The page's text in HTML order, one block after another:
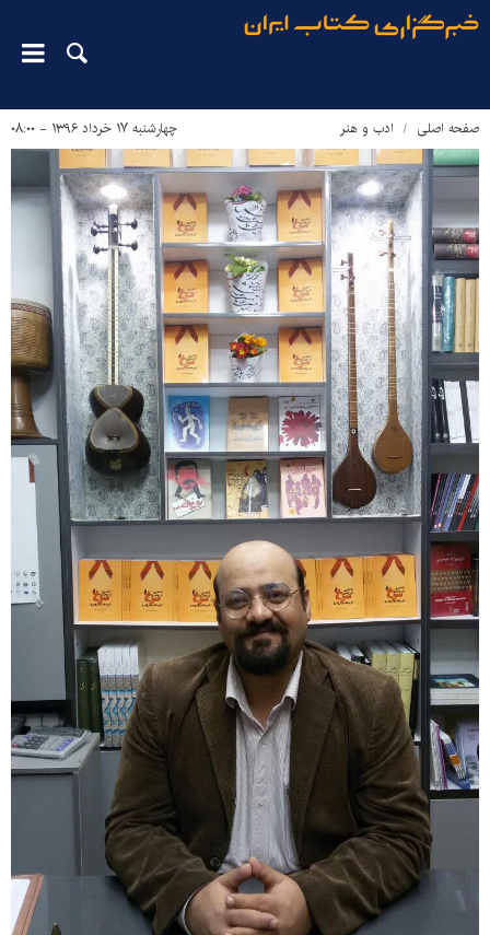
صفحه اصلی ادب و هنر چهارشنبه ۱۷ خرداد ۱۳۹۶ - ۰۸:۰۰